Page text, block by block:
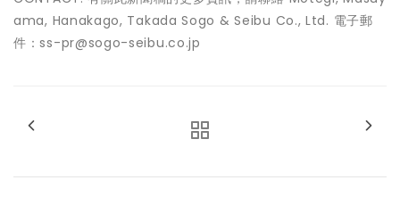
ama, Hanakago, Takada Sogo & Seibu Co., Ltd. 電子郵
件：ss-pr@sogo-seibu.co.jp